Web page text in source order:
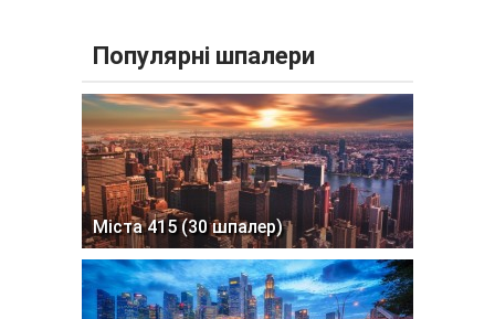
Популярні шпалери
Міста 415 (30 шпалер)